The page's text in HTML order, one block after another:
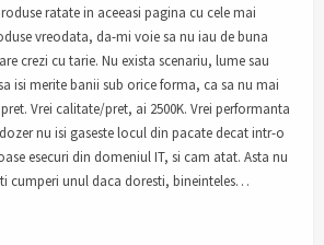
ratate in aceeasi pagina cu cele mai
vreodata, da-mi voie sa nu iau de buna
crezi cu tarie. Nu exista scenariu, lume sau
isi merite banii sub orice forma, ca sa nu mai
Vrei calitate/pret, ai 2500K. Vrei performanta
nu isi gaseste locul din pacate decat intr-o
esecuri din domeniul IT, si cam atat. Asta nu
cumperi unul daca doresti, bineinteles…